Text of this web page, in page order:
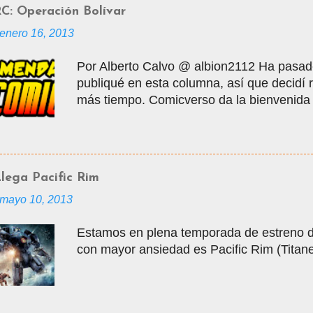
modalidad de interacción de la edad
superhéroes. En junio de 2006 nació
ser en un webzine de cómics, con
Operación Bolívar
enero 16, 2013
Por Alberto Calvo @ albion2112 Ha
publiqué en esta columna, así que
más tiempo. Comicverso da la
una historia casi mítica dentro de la
de una de las más controversiales en el
creo la que a la fecha es considerada
Pacific Rim
mayo 10, 2013
Estamos en plena temporada de estreno
con mayor ansiedad es Pacific Rim